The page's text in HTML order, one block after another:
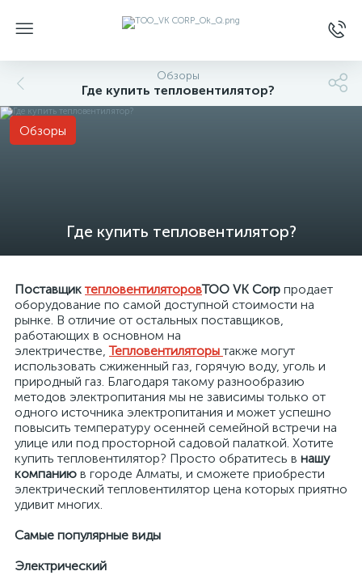
Обзоры
Где купить тепловентилятор?
Где купить тепловентилятор?
Обзоры
Поставщик тепловентиляторовТОО VK Corp продает
оборудование по самой доступной стоимости на
рынке. В отличие от остальных поставщиков,
работающих в основном на
электричестве,Тепловентиляторы также могут
использовать сжиженный газ, горячую воду, уголь и
природный газ. Благодаря такому разнообразию
методов электропитания мы не зависимы только от
одного источника электропитания и может успешно
повысить температуру осенней семейной встречи на
улице или под просторной садовой палаткой. Хотите
купить тепловентилятор? Просто обратитесь в нашу
компанию в городе Алматы, и сможете приобрести
электрический тепловентилятор цена которых приятно
удивит многих.
Самые популярные виды
Электрический